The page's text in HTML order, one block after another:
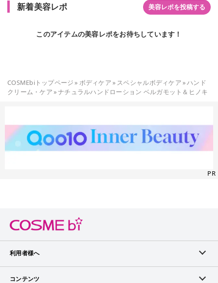
新着美容レポ 美容レポを投稿する
このアイテムの美容レポをお待ちしています！
COSMEbiトップページ» ボディケア» スペシャルボディケア»ハンド
クリーム・ケア»ナチュラルハンドローション ベルガモット＆ヒノキ
PR
利用者様へ
メンバーログイン
コンテンツ